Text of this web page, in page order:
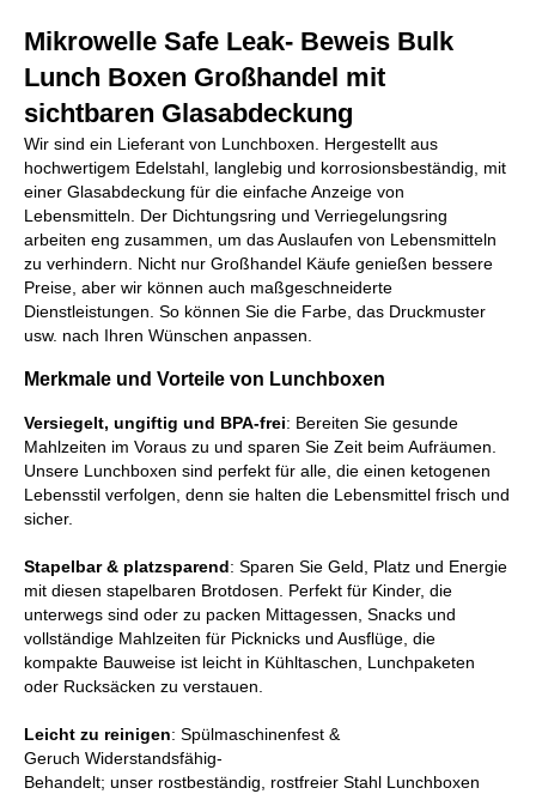
Mikrowelle Safe Leak- Beweis Bulk
Lunch Boxen Großhandel mit
sichtbaren Glasabdeckung
Wir sind ein Lieferant von Lunchboxen. Hergestellt aus
hochwertigem Edelstahl, langlebig und korrosionsbeständig, mit
einer Glasabdeckung für die einfache Anzeige von
Lebensmitteln. Der Dichtungsring und Verriegelungsring
arbeiten eng zusammen, um das Auslaufen von Lebensmitteln
zu verhindern. Nicht nur Großhandel Käufe genießen bessere
Preise, aber wir können auch maßgeschneiderte
Dienstleistungen. So können Sie die Farbe, das Druckmuster
usw. nach Ihren Wünschen anpassen.
Merkmale und Vorteile von Lunchboxen
Versiegelt, ungiftig und BPA-frei: Bereiten Sie gesunde
Mahlzeiten im Voraus zu und sparen Sie Zeit beim Aufräumen.
Unsere Lunchboxen sind perfekt für alle, die einen ketogenen
Lebensstil verfolgen, denn sie halten die Lebensmittel frisch und
sicher.
Stapelbar & platzsparend: Sparen Sie Geld, Platz und Energie
mit diesen stapelbaren Brotdosen. Perfekt für Kinder, die
unterwegs sind oder zu packen Mittagessen, Snacks und
vollständige Mahlzeiten für Picknicks und Ausflüge die
kompakte Bauweise ist leicht in Kühltaschen, Lunchpaketen
oder Rucksäcken zu verstauen.
Leicht zu reinigen: Spülmaschinenfest &
Geruch Widerstandsfähig-
Behandelt; unser rostbeständig rostfreier Stahl Lunchboxen